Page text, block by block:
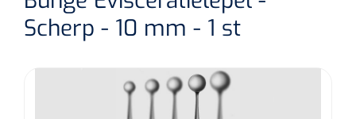
Chirurgisch materiaal
Tonometers
Klein Materiaal
Optometrie/Orthoptie
Optiek & Optometrie
ZOEKRESULTATEN
Scherp - 10 mm - 1 st